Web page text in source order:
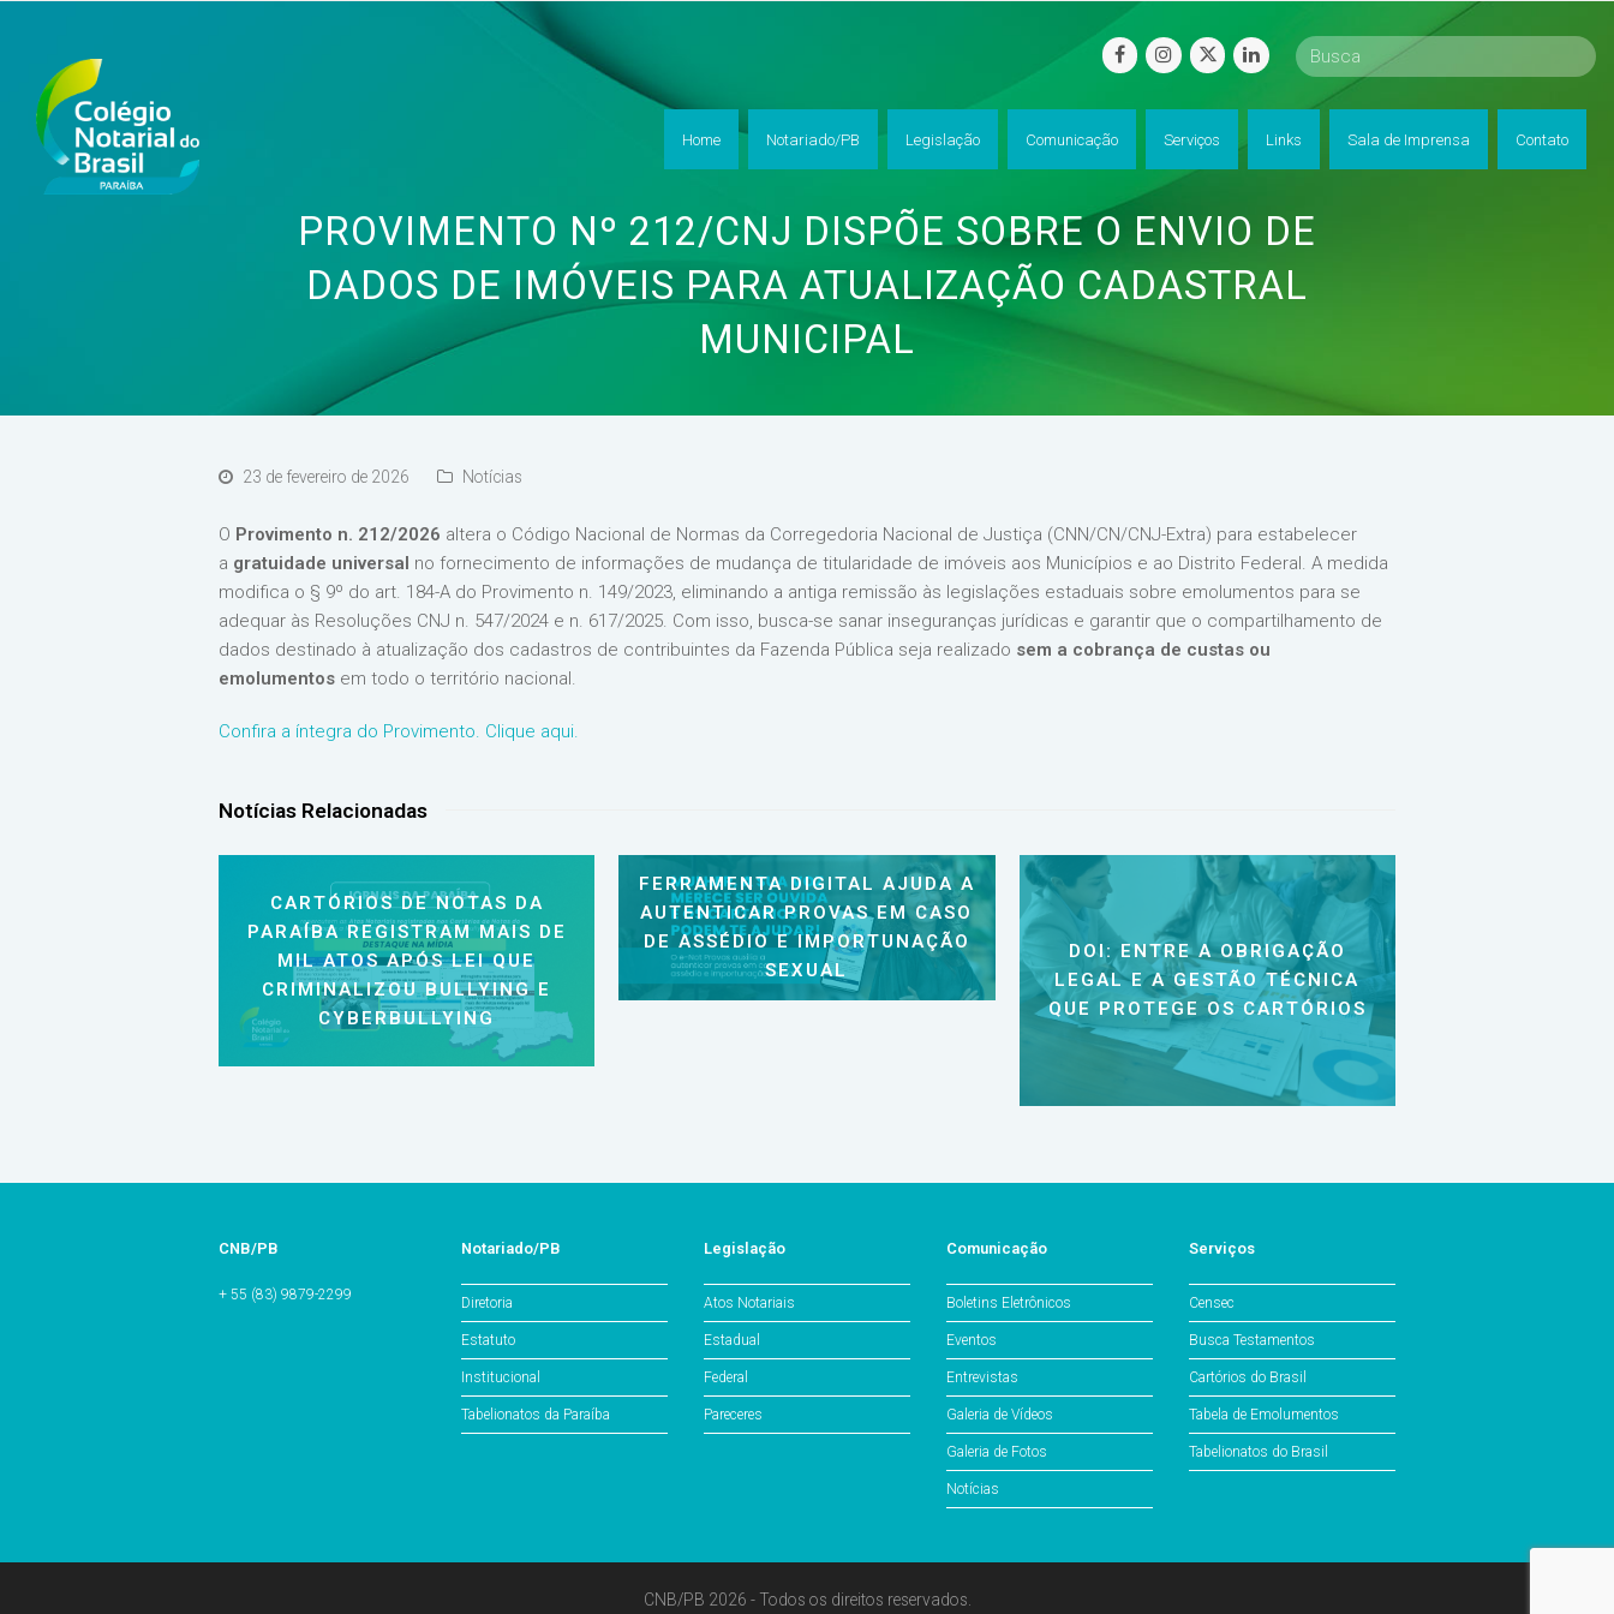
facebookinstagram
twitterlinkedin
Home Notariado/PB Legislação Comunicação Serviços Links Sala de Imprensa Contato
PROVIMENTO Nº 212/CNJ DISPÕE SOBRE O ENVIO DE
DADOS DE IMÓVEIS PARA ATUALIZAÇÃO CADASTRAL
MUNICIPAL
23 de fevereiro de 2026 Notícias
O Provimento n. 212/2026 altera o Código Nacional de Normas da Corregedoria Nacional de Justiça (CNN/CN/CNJ-Extra) para estabelecer
a gratuidade universal no fornecimento de informações de mudança de titularidade de imóveis aos Municípios e ao Distrito Federal. A medida
modifica o § 9º do art. 184-A do Provimento n. 149/2023, eliminando a antiga remissão às legislações estaduais sobre emolumentos para se
adequar às Resoluções CNJ n. 547/2024 e n. 617/2025. Com isso, busca-se sanar inseguranças jurídicas e garantir que o compartilhamento de
dados destinado à atualização dos cadastros de contribuintes da Fazenda Pública seja realizado sem a cobrança de custas ou
emolumentos em todo o território nacional.
Confira a íntegra do Provimento. Clique aqui.
Notícias Relacionadas
CARTÓRIOS DE NOTAS DA
PARAÍBA REGISTRAM MAIS DE
MIL ATOS APÓS LEI QUE
CRIMINALIZOU BULLYING E
CYBERBULLYING
FERRAMENTA DIGITAL AJUDA A
AUTENTICAR PROVAS EM CASO
DE ASSÉDIO E IMPORTUNAÇÃO
SEXUAL
DOI: ENTRE A OBRIGAÇÃO
LEGAL E A GESTÃO TÉCNICA
QUE PROTEGE OS CARTÓRIOS
CNB/PB
+ 55 (83) 9879-2299
Notariado/PB
Diretoria
Estatuto
Institucional
Tabelionatos da Paraíba
Legislação
Atos Notariais
Estadual
Federal
Pareceres
Comunicação
Boletins Eletrônicos
Eventos
Entrevistas
Galeria de Vídeos
Galeria de Fotos
Notícias
Serviços
Censec
Busca Testamentos
Cartórios do Brasil
Tabela de Emolumentos
Tabelionatos do Brasil
CNB/PB 2026 - Todos os direitos reservados.